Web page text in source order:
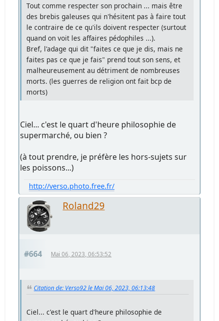
Tout comme respecter son prochain ... mais être
des brebis galeuses qui n'hésitent pas à faire tout
le contraire de ce qu'ils doivent respecter (surtout
quand on voit les affaires pédophiles ...).
Bref, l'adage qui dit "faites ce que je dis, mais ne
faites pas ce que je fais" prend tout son sens, et
malheureusement au détriment de nombreuses
morts. (les guerres de religion ont fait bcp de
morts)
Ciel... c'est le quart d'heure philosophie de
supermarché, ou bien ?
(à tout prendre, je préfère les hors-sujets sur
les poissons...)
http://verso.photo.free.fr/
Roland29
#664 Mai 06, 2023, 06:53:52
Citation de: Verso92 le Mai 06, 2023, 06:13:48
Ciel... c'est le quart d'heure philosophie de